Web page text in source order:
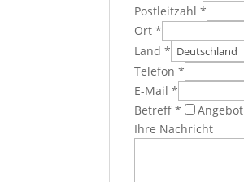
Postleitzahl *
Ort *
Land *
Telefon *
E-Mail *
Betreff *
Angebot
Ihre Nachricht